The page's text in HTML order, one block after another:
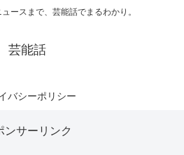
ースまで、芸能話でまるわかり。
芸能話
バシーポリシー
ンサーリンク